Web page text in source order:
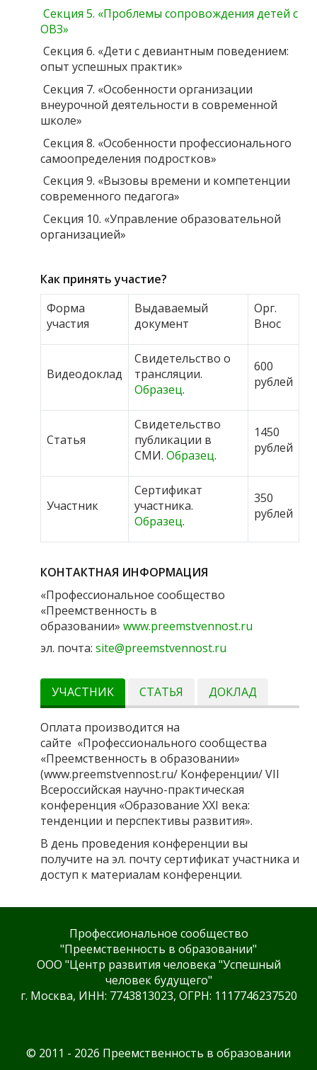
Секция 5. «Проблемы сопровождения детей с
ОВЗ»
Секция 6. «Дети с девиантным поведением:
опыт успешных практик»
Секция 7. «Особенности организации
внеурочной деятельности в современной
школе»
Секция 8. «Особенности профессионального
самоопределения подростков»
Секция 9. «Вызовы времени и компетенции
современного педагога»
Секция 10. «Управление образовательной
организацией»
Как принять участие?
Форма
участия
Выдаваемый
документ
Орг.
Внос
Видеодоклад
Свидетельство о
трансляции.
Образец.
600
рублей
Статья
Свидетельство
публикации в
СМИ. Образец.
1450
рублей
Участник
Сертификат
участника.
Образец.
350
рублей
КОНТАКТНАЯ ИНФОРМАЦИЯ
«Профессиональное сообщество
«Преемственность в
образовании» www.preemstvennost.ru
эл. почта: site@preemstvennost.ru
УЧАСТНИК СТАТЬЯ ДОКЛАД
Оплата производится на
сайте «Профессионального сообщества
«Преемственность в образовании»
(www.preemstvennost.ru/ Конференции/ VII
Всероссийская научно-практическая
конференция «Образование XXI века:
тенденции и перспективы развития».
В день проведения конференции вы
получите на эл. почту сертификат участника и
доступ к материалам конференции.
Профессиональное сообщество
"Преемственность в образовании"
ООО "Центр развития человека "Успешный
человек будущего"
г. Москва, ИНН: 7743813023, ОГРН: 1117746237520
© 2011 - 2026 Преемственность в образовании